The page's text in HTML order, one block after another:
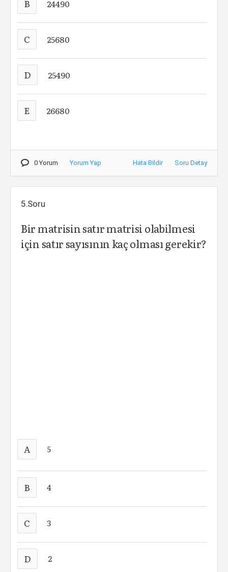
B 24490
C 25680
D 25490
E 26680
0 Yorum Yorum Yap Hata Bildir Soru Detay
5.Soru
Bir matrisin satır matrisi olabilmesi
için satır sayısının kaç olması gerekir?
A 5
B 4
C 3
D 2